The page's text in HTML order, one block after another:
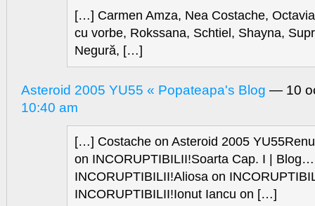
[…] Carmen Amza, Nea Costache,
cu vorbe, Rokssana, Schtiel, Shayna,
Negură, […]
Asteroid 2005 YU55 « Popateapa's Blog — 10
10:40 am
[…] Costache on Asteroid 2005
on INCORUPTIBILII!Soarta Cap. I |
INCORUPTIBILII!Aliosa on
INCORUPTIBILII!Ionut Iancu on […]